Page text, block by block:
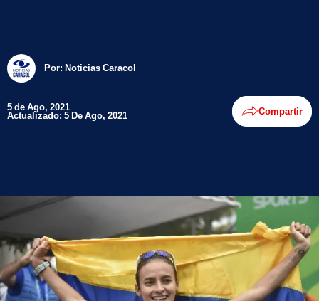
Por: Noticias Caracol
5 de Ago, 2021
Actualizado: 5 De Ago, 2021 Compartir